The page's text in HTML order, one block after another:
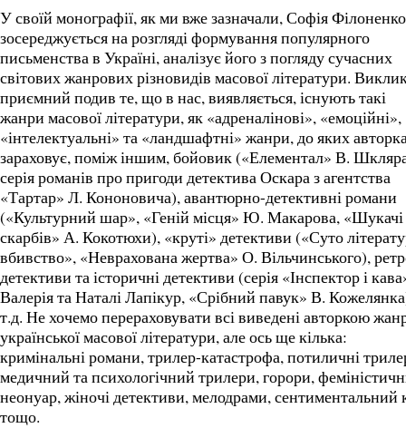
У своїй монографії, як ми вже зазначали, Софія Філоненко
зосереджується на розгляді формування популярного
письменства в Україні, аналізує його з погляду сучасних
світових жанрових різновидів масової літератури.
приємний подив те, що в нас, виявляється, існують такі
жанри масової літератури, як «адреналінові», «емоційні»,
«інтелектуальні» та «ландшафтні» жанри, до яких
зараховує, поміж іншим, бойовик («Елементал» В.
серія романів про пригоди детектива Оскара з агентства
«Тартар» Л. Кононовича), авантюрно-детективні романи
(«Культурний шар», «Геній місця» Ю. Макарова, «Шукачі
скарбів» А. Кокотюхи), «круті» детективи («Суто
вбивство», «Неврахована жертва» О. Вільчинського),
детективи та історичні детективи (серія «Інспектор і
Валерія та Наталі Лапікур, «Срібний павук» В.
т.д. Не хочемо перераховувати всі виведені авторкою
української масової літератури, але ось ще кілька:
кримінальні романи, трилер-катастрофа, потиличні
медичний та психологічний трилери, горори,
неонуар, жіночі детективи, мелодрами, сентиментальний
тощо.